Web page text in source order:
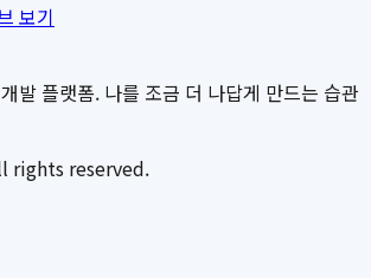
보기
발 플랫폼. 나를 조금 더 나답게 만드는 습관
rights reserved.